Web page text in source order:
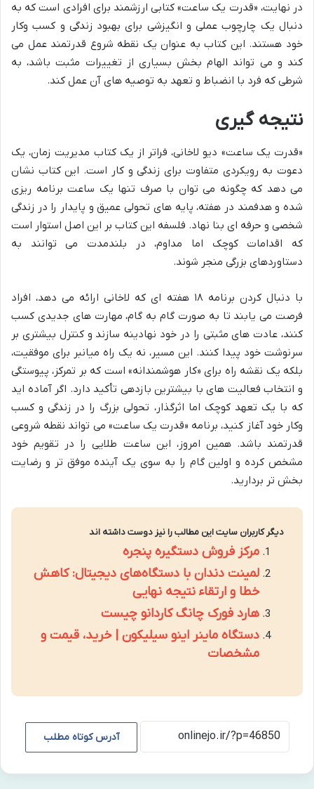
در نهایت، «قدرت یک ساعت» کتابی ارزشمند برای افرادی است که به
دنبال یک چارچوب عملی و انگیزشی برای بهبود زندگی و کسب وکار
خود هستند. این کتاب به عنوان یک نقطه شروع قدرتمند عمل می
کند و می تواند الهام بخش بسیاری از تغییرات مثبت باشد، به
شرطی که فرد با انضباط و تعهد به توصیه های آن عمل کند.
نتیجه گیری
«قدرت یک ساعت» دیو لاخانی، فراتر از یک کتاب مدیریت زمان، یک
دعوت به رویکردی متفاوت برای زندگی و کار است. این کتاب نشان
می دهد که چگونه می توان با صرف تنها یک ساعت برنامه ریزی
شده و هدفمند در هفته، پایه های تحولی عمیق و پایدار را در زندگی
شخصی و حرفه ای بنا نهاد. فلسفه این کتاب بر این اصل استوار است
که اقدامات کوچک اما مداوم، در بلندمدت می توانند به
دستاوردهای بزرگی منجر شوند.
با دنبال کردن برنامه ۱۸ هفته ای که لاخانی ارائه می دهد، افراد
فرصت می یابند تا به صورت گام به گام، مهارت های جدیدی کسب
کنند، عادت های مثبتی را در خود نهادینه سازند و کنترل بیشتری بر
سرنوشت خود پیدا کنند. این مسیر، نه یک راه میانبر برای موفقیت،
بلکه یک نقشه راه برای «کار هوشمندانه» است که بر تمرکز، پیوستگی
و انتخاب فعالیت های با بیشترین بازدهی تأکید دارد. اگر آماده اید
که با یک تعهد کوچک اما اثرگذار، تحولی بزرگ را در زندگی و کسب
وکار خود آغاز کنید، برنامه «قدرت یک ساعت» می تواند نقطه شروعی
قدرتمند باشد. همین امروز، این ساعت طلایی را در تقویم خود
مشخص کرده و اولین گام را به سوی یک آینده موفق تر و رضایت
بخش تر بردارید.
دیگر کاربران سایت این مطالب را نیز دوست داشته اند
مرکز فروش دستگیره پنجره
لمینت دندان با دستگاه‌های دیجیتال: کاهش
خطا و ارتقاء نتیجه نهایی
هارد فورک چانگ کاردانو چیست
دستگاه ماینر اینو سیلیکون | خرید، قیمت و
مشخصات
آدرس کوتاه مطلب